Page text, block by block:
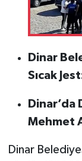
Dinar
Sıcak
Dinar’da
Mehmet
Dinar